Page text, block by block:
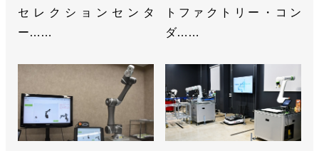
セレクションセンタ
ー……
トファクトリー・コン
ダ……